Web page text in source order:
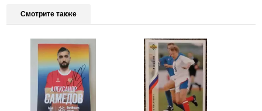
Смотрите также